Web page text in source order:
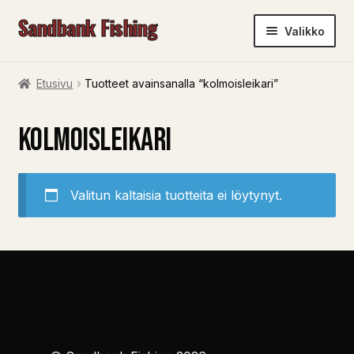
Siirry
navigointiin
Siirry
sisältöön
Sandbank Fishing Valikko
OSTOSKORI
OMA TILI
Etusivu Tuotteet avainsanalla “kolmoisleikari”
kolmoisleikari
Valitun kaltaisia tuotteita ei löytynyt.